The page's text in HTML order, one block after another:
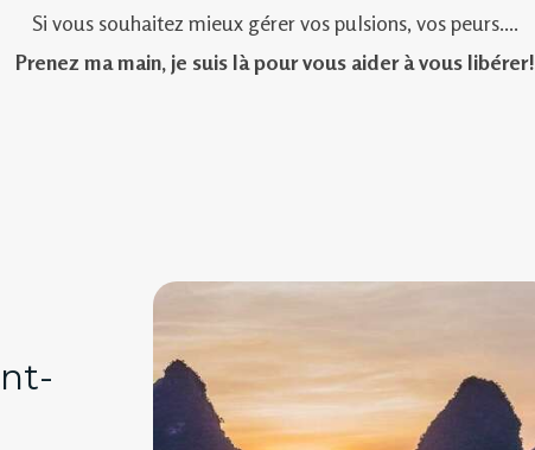
Si vous souhaitez mieux gérer vos pulsions, vos peurs....
Prenez ma main, je suis là pour vous aider à vous libérer!